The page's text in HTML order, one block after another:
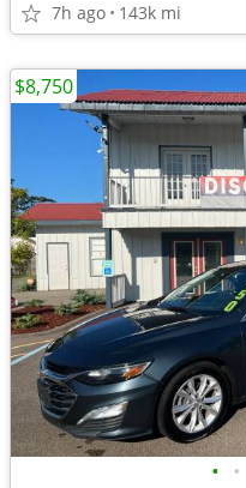
7h ago 143k mi
• •
$8,750